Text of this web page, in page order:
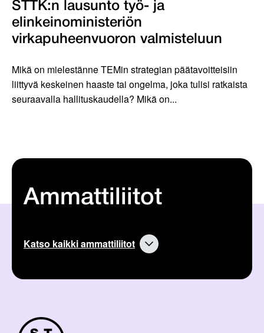
STTK:n lausunto työ- ja
elinkeinoministeriön
virkapuheenvuoron valmisteluun
Mikä on mielestänne TEMin strategian päätavoitteisiin
liittyvä keskeinen haaste tai ongelma, joka tulisi ratkaista
seuraavalla hallituskaudella? Mikä on...
Ammattiliitot
Katso kaikki ammattiliitot